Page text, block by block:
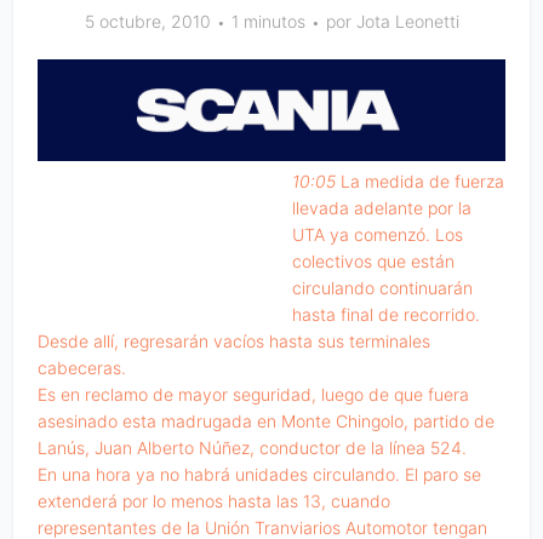
5 octubre, 2010 1 minutos por Jota Leonetti
10:05 La medida de fuerza
llevada adelante por la
UTA ya comenzó. Los
colectivos que están
circulando continuarán
hasta final de recorrido.
Desde allí, regresarán vacíos hasta sus terminales
cabeceras.
Es en reclamo de mayor seguridad, luego de que fuera
asesinado esta madrugada en Monte Chingolo, partido de
Lanús, Juan Alberto Núñez, conductor de la línea 524.
En una hora ya no habrá unidades circulando. El paro se
extenderá por lo menos hasta las 13, cuando
representantes de la Unión Tranviarios Automotor tengan